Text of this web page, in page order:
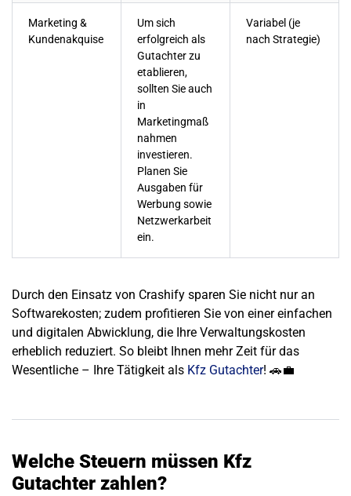
Marketing &
Kundenakquise
Um sich
erfolgreich als
Gutachter zu
etablieren,
sollten Sie auch
in
Marketingmaß
nahmen
investieren.
Planen Sie
Ausgaben für
Werbung sowie
Netzwerkarbeit
ein.
Variabel (je
nach Strategie)
Durch den Einsatz von Crashify sparen Sie nicht nur an
Softwarekosten; zudem profitieren Sie von einer einfachen
und digitalen Abwicklung, die Ihre Verwaltungskosten
erheblich reduziert. So bleibt Ihnen mehr Zeit für das
Wesentliche – Ihre Tätigkeit als Kfz Gutachter! 🚗💼
Welche Steuern müssen Kfz
Gutachter zahlen?